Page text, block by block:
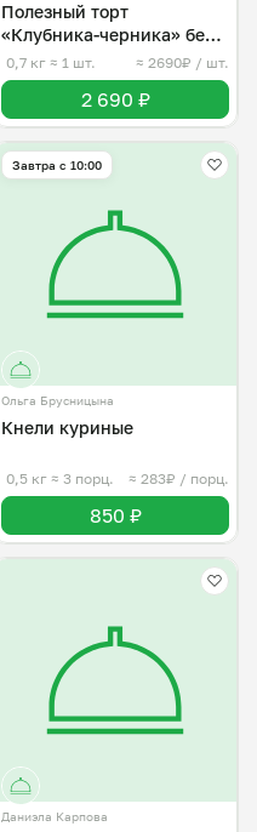
Полезный торт
«Клубника-черника» без
сахара
0,7 кг ≈ 1 шт. ≈ 2690₽ / шт.
2 690 ₽
Завтра c 10:00
Ольга Брусницына
Кнели куриные
0,5 кг ≈ 3 порц. ≈ 283₽ / порц.
850 ₽
Даниэла Карпова